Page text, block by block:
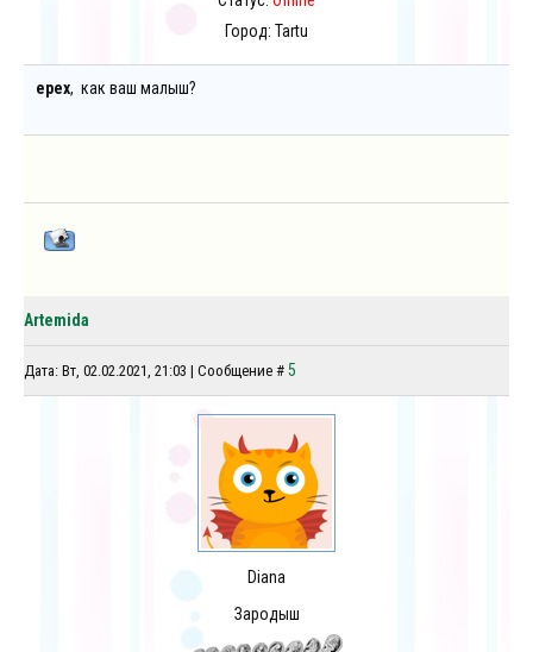
Город: Tartu
epex, как ваш малыш?
Artemida
Дата: Вт, 02.02.2021, 21:03 | Сообщение # 5
Diana
Зародыш